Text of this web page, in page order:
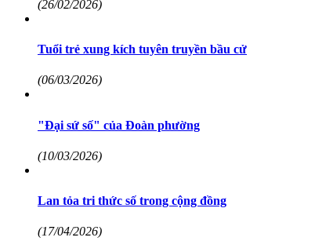
(26/02/2026)
Tuổi trẻ xung kích tuyên truyền bầu cử
(06/03/2026)
"Đại sứ số" của Đoàn phường
(10/03/2026)
Lan tỏa tri thức số trong cộng đồng
(17/04/2026)